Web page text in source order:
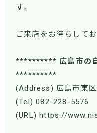
す。
ご来店をお待ちしてお
********** 広島市の
**********
(Address) 広島市東
(Tel) 082-228-5576
(URL) https://